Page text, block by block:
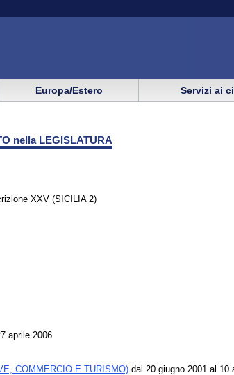
Europa/Estero Servizi ai
nella LEGISLATURA
XXV (SICILIA 2)
aprile 2006
COMMERCIO E TURISMO)dal 20 giugno 2001 al 10